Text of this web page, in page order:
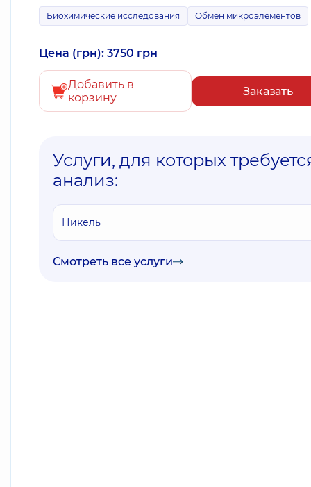
Биохимические исследования Обмен микроэлементов
Цена (грн): 3750 грн
Добавить в
корзину
Заказать
Услуги, для которых
анализ:
Никель
Смотреть все услуги